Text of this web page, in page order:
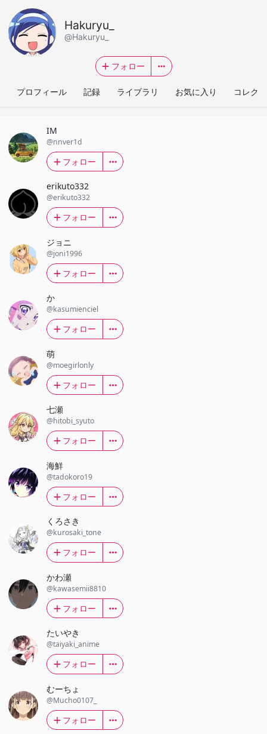
Hakuryu_
@Hakuryu_
フォロー
プロフィール 記録 ライブラリ お気に入り コレク
IM
@nnver1d
フォロー
erikuto332
@erikuto332
フォロー
ジョニ
@joni1996
フォロー
か
@kasumienciel
フォロー
萌
@moegirlonly
フォロー
七瀬
@hitobi_syuto
フォロー
海鮮
@tadokoro19
フォロー
くろさき
@kurosaki_tone
フォロー
かわ瀬
@kawasemii8810
フォロー
たいやき
@taiyaki_anime
フォロー
むーちょ
@Mucho0107_
フォロー